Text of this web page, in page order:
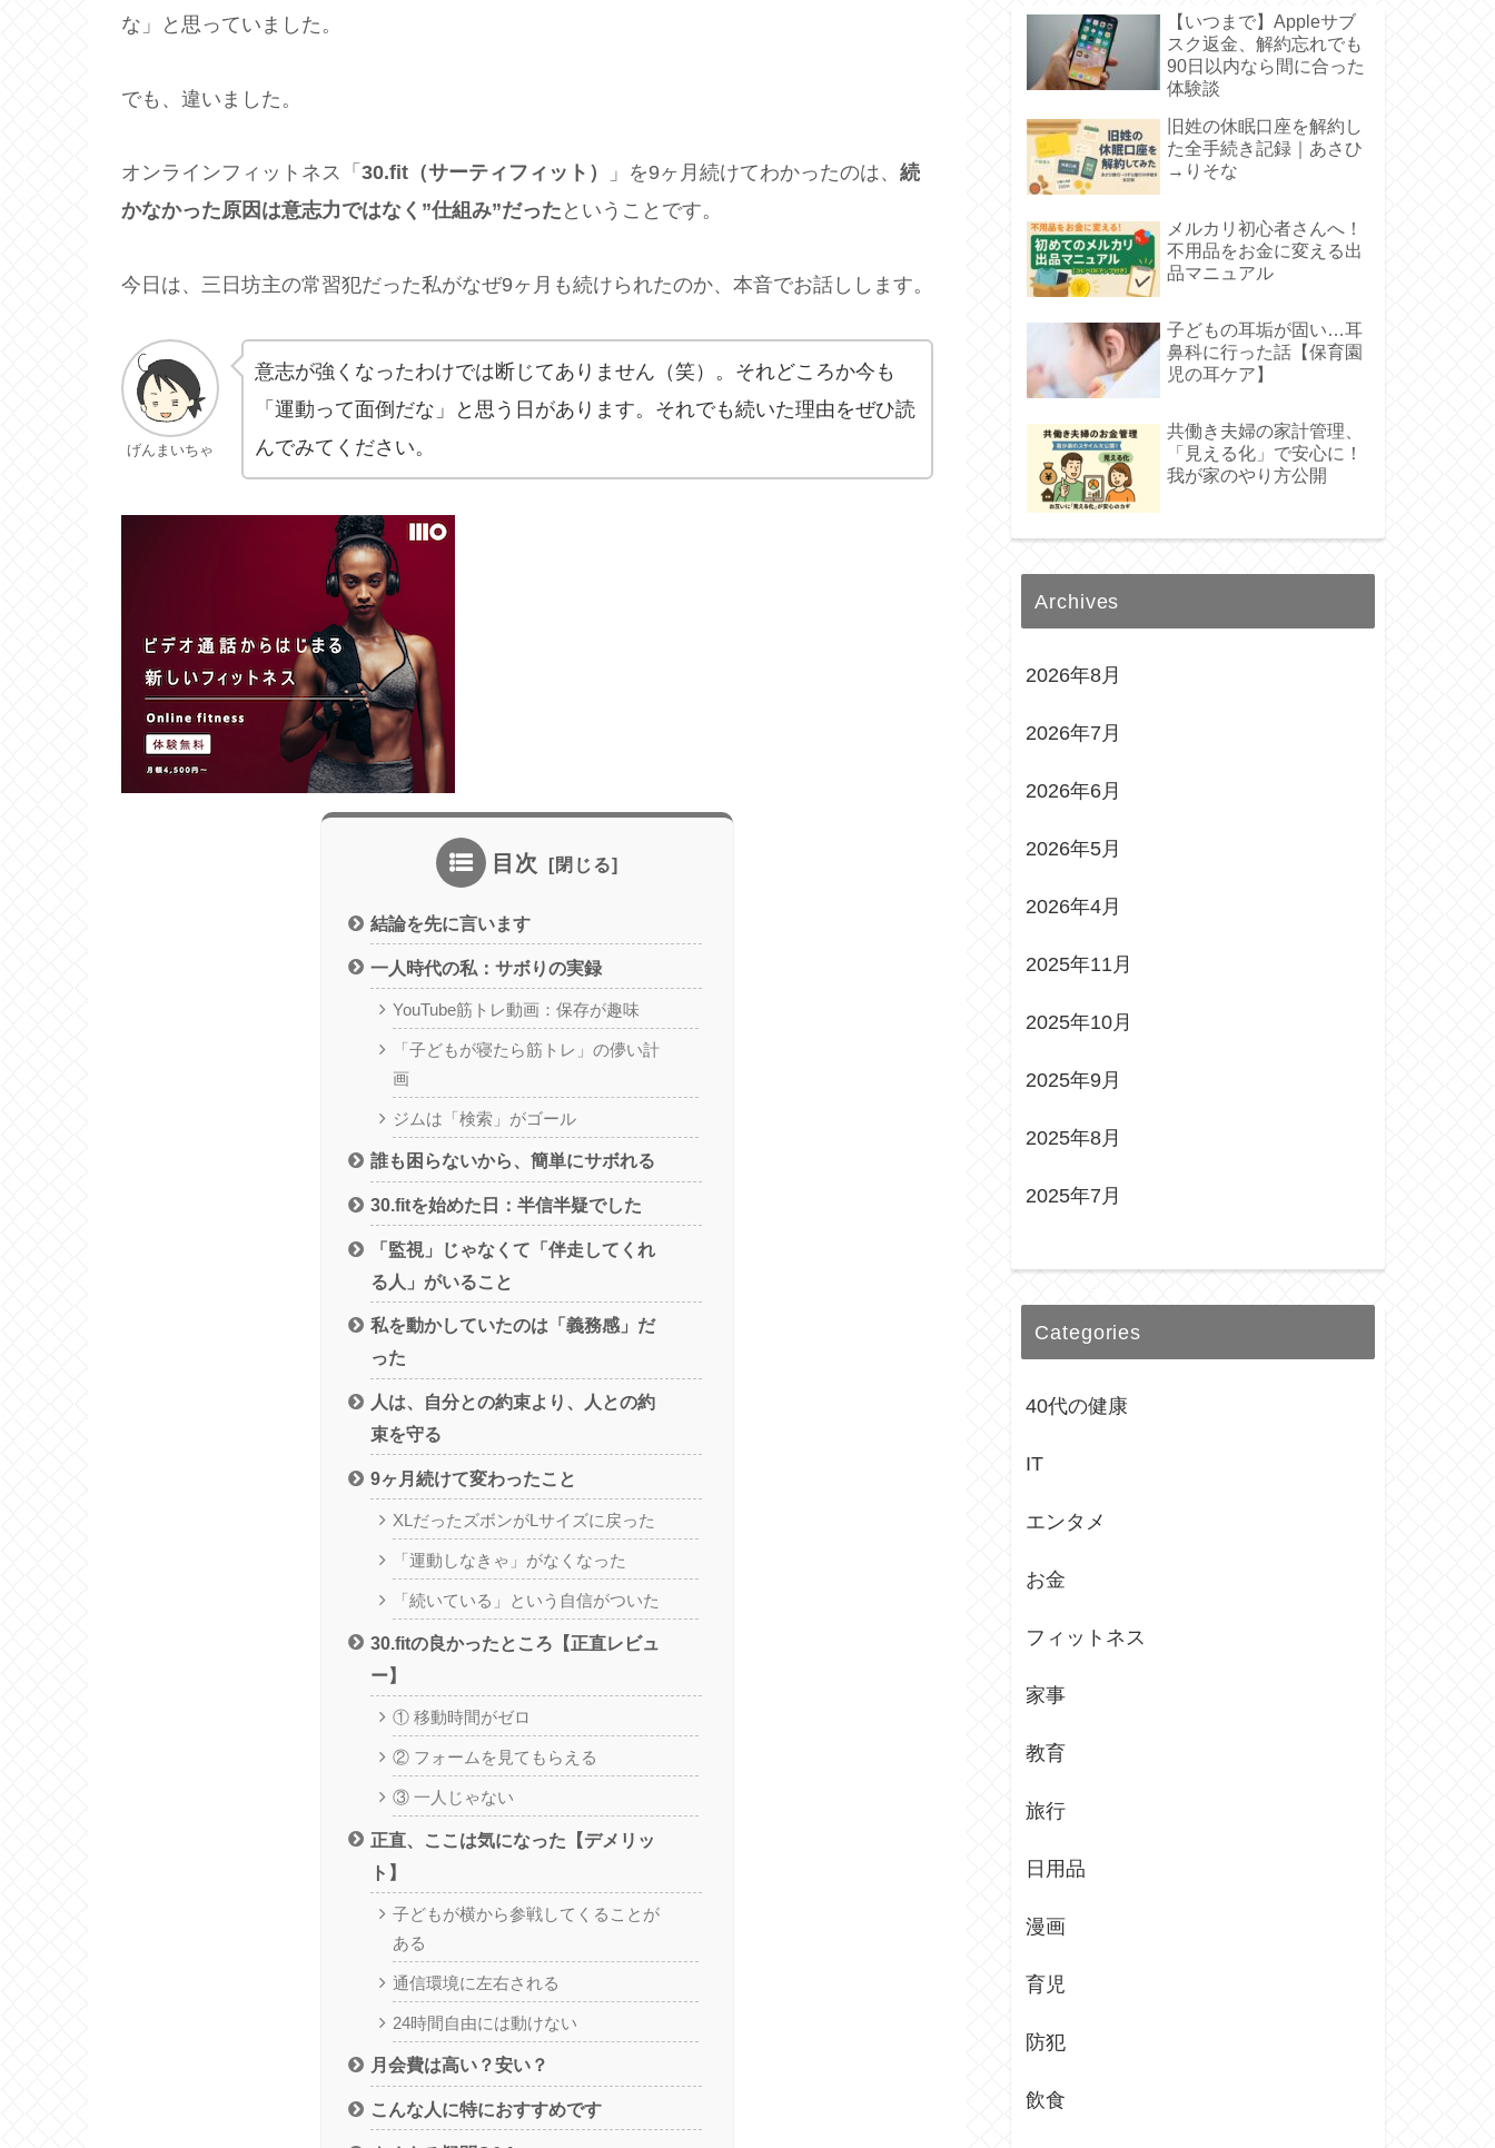
な」と思っていました。
でも、違いました。
オンラインフィットネス「 30.fit（サーティフィット） 」を9ヶ月続けてわかったのは、 続
かなかった原因は意志力ではなく”仕組み”だった ということです。
今日は、三日坊主の常習犯だった私がなぜ9ヶ月も続けられたのか、本音でお話しします。
げんまいちゃ
意志が強くなったわけでは断じてありません（笑）。それどころか今も
「運動って面倒だな」と思う日があります。それでも続いた理由をぜひ読
んでみてください。
目次
結論を先に言います
一人時代の私：サボりの実録
YouTube筋トレ動画：保存が趣味
「子どもが寝たら筋トレ」の儚い計
画
ジムは「検索」がゴール
誰も困らないから、簡単にサボれる
30.fitを始めた日：半信半疑でした
「監視」じゃなくて「伴走してくれ
る人」がいること
私を動かしていたのは「義務感」だ
った
人は、自分との約束より、人との約
束を守る
9ヶ月続けて変わったこと
XLだったズボンがLサイズに戻った
「運動しなきゃ」がなくなった
「続いている」という自信がついた
30.fitの良かったところ【正直レビュ
ー】
① 移動時間がゼロ
② フォームを見てもらえる
③ 一人じゃない
正直、ここは気になった【デメリッ
ト】
子どもが横から参戦してくることが
ある
通信環境に左右される
24時間自由には動けない
月会費は高い？安い？
こんな人に特におすすめです
【いつまで】Appleサブ
スク返金、解約忘れでも
90日以内なら間に合った
体験談
旧姓の休眠口座を解約し
た全手続き記録｜あさひ
→りそな
メルカリ初心者さんへ！
不用品をお金に変える出
品マニュアル
子どもの耳垢が固い…耳
鼻科に行った話【保育園
児の耳ケア】
共働き夫婦の家計管理、
「見える化」で安心に！
我が家のやり方公開
Archives
2026年8月
2026年7月
2026年6月
2026年5月
2026年4月
2025年11月
2025年10月
2025年9月
2025年8月
2025年7月
Categories
40代の健康
IT
エンタメ
お金
フィットネス
家事
教育
旅行
日用品
漫画
育児
防犯
飲食